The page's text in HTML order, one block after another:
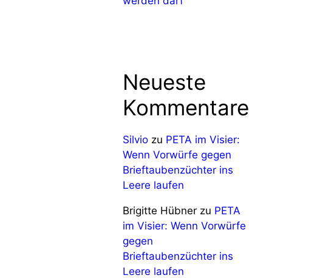
Neueste
Kommentare
Silvio zu PETA im Visier:
Wenn Vorwürfe gegen
Brieftaubenzüchter ins
Leere laufen
Brigitte Hübner zu PETA
im Visier: Wenn Vorwürfe
gegen
Brieftaubenzüchter ins
Leere laufen